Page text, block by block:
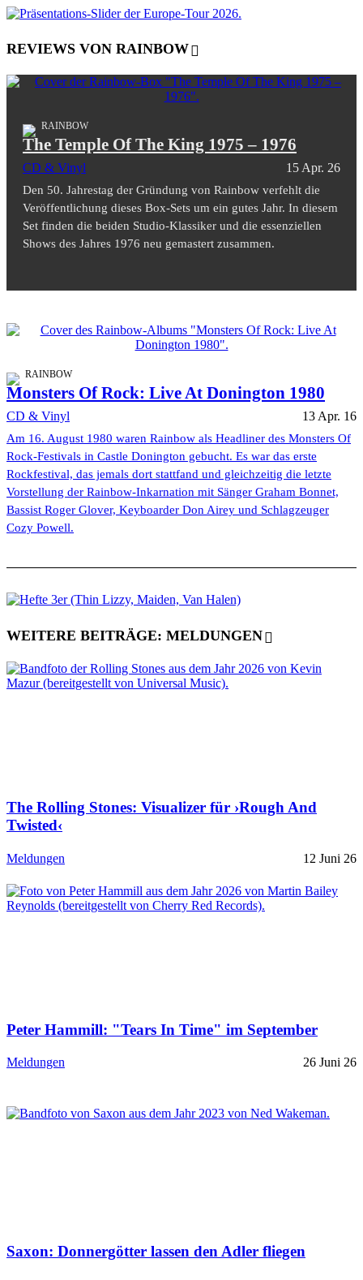
REVIEWS VON RAINBOW
RAINBOW
The Temple Of The King 1975 – 1976
CD & Vinyl 15 Apr. 26
Den 50. Jahrestag der Gründung von Rainbow verfehlt die
Veröffentlichung dieses Box-Sets um ein gutes Jahr. In diesem
Set finden die beiden Studio-Klassiker und die essenziellen
Shows des Jahres 1976 neu gemastert zusammen.
RAINBOW
Monsters Of Rock: Live At Donington 1980
CD & Vinyl 13 Apr. 16
Am 16. August 1980 waren Rainbow als Headliner des Monsters Of
Rock-Festivals in Castle Donington gebucht. Es war das erste
Rockfestival, das jemals dort stattfand und gleichzeitig die letzte
Vorstellung der Rainbow-Inkarnation mit Sänger Graham Bonnet,
Bassist Roger Glover, Keyboarder Don Airey und Schlagzeuger
Cozy Powell.
WEITERE BEITRÄGE: MELDUNGEN
The Rolling Stones: Visualizer für ›Rough And
Twisted‹
Meldungen 12 Juni 26
Peter Hammill: "Tears In Time" im September
Meldungen 26 Juni 26
Saxon: Donnergötter lassen den Adler fliegen